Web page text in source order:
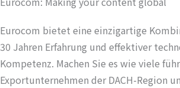
Eurocom bietet eine einzigartige
30 Jahren Erfahrung und effektiver
Kompetenz. Machen Sie es wie viele
Exportunternehmen der DACH-Region